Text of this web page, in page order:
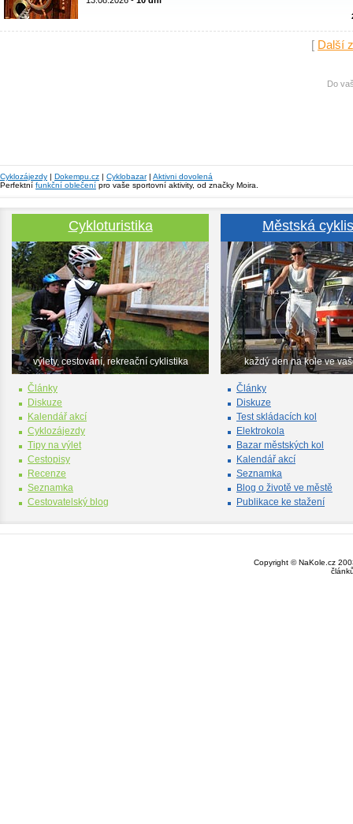
[ Další
Do
Cyklozájezdy | Dokempu.cz | Cyklobazar| Aktivni dovolená
Perfektní funkční oblečení pro vaše sportovní aktivity, od značky Moira.
Cykloturistika
výlety, cestování, rekreační cyklistika
Články
Diskuze
Kalendář akcí
Cyklozájezdy
Tipy na výlet
Cestopisy
Recenze
Seznamka
Cestovatelský blog
Městská
každý den na kole ve
Články
Diskuze
Test skládacích kol
Elektrokola
Bazar městských kol
Kalendář akcí
Seznamka
Blog o životě ve městě
Publikace ke stažení
Copyright © NaKole.cz